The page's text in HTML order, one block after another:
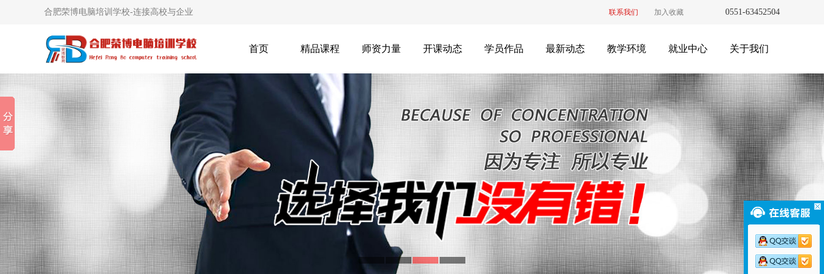
合肥荣博电脑培训学校-连接高校与企业 0551-63452504
联系我们 加入收藏
首页 精品课程 师资力量 开课动态 学员作品 最新动态 教学环境 就业中心 关于我们